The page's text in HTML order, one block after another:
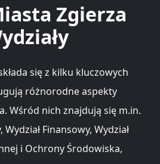
Zgierza
się z kilku kluczowych
różnorodne aspekty
Wśród nich znajdują się m.in.
Finansowy, Wydział
i Ochrony Środowiska,